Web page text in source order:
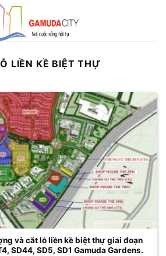
LIỀN KỀ BIỆT THỰ
và cắt lỗ liền kề biệt thự giai đoạn
SD44, SD5, SD1 Gamuda Gardens.